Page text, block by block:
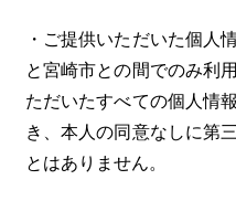
・ご提供いただいた個人
と宮崎市との間でのみ利
ただいたすべての個人情
き、本人の同意なしに第
とはありません。